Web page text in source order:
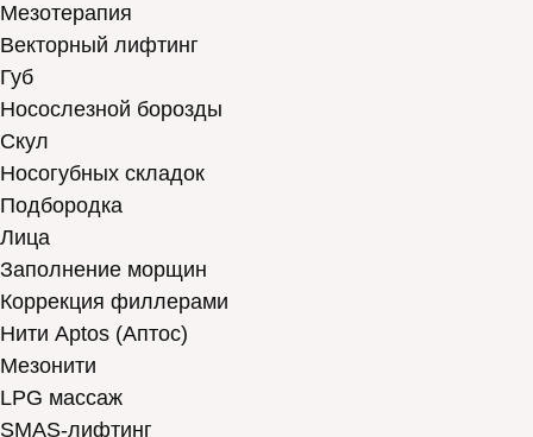
Мезотерапия
Векторный лифтинг
Губ
Носослезной борозды
Скул
Носогубных складок
Подбородка
Лица
Заполнение морщин
Коррекция филлерами
Нити Aptos (Аптос)
Мезонити
LPG массаж
SMAS-лифтинг